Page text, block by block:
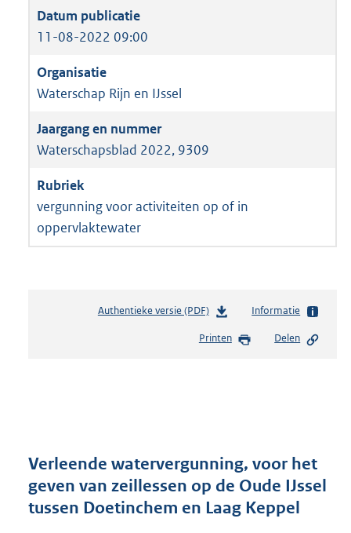
11-08-2022 09:00
Waterschap Rijn en IJssel
Waterschapsblad 2022, 9309
vergunning voor activiteiten op of in
oppervlaktewater
Authentieke versie (PDF)b
s
r
o
Informatie
Printen Delen
Verleende watervergunning, voor het
geven van zeillessen op de Oude IJssel
tussen Doetinchem en Laag Keppel